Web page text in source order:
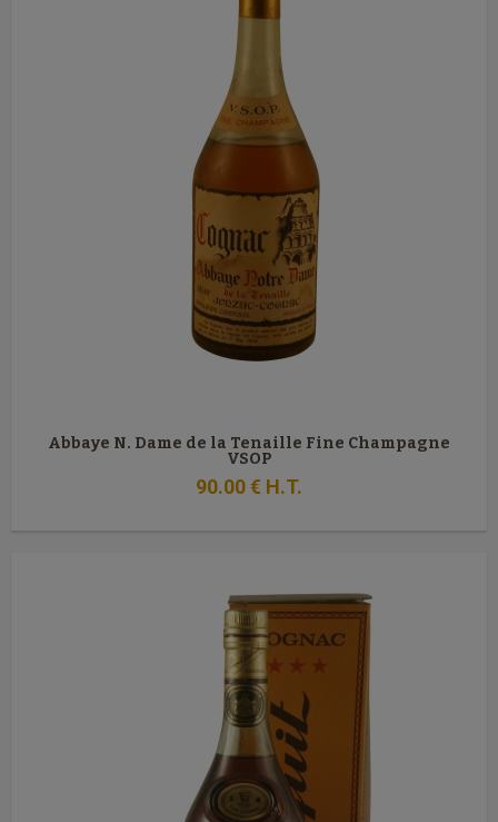
Abbaye N. Dame de la Tenaille Fine Champagne
VSOP
90.00€ H.T.